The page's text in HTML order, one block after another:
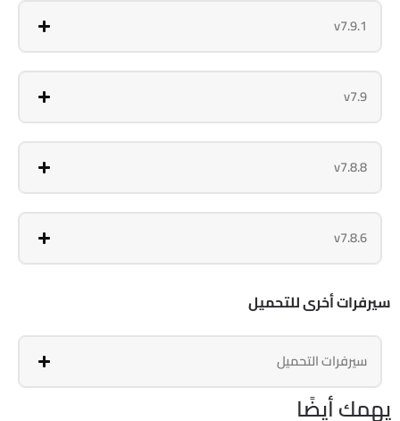
v7.9.1
v7.9
v7.8.8
v7.8.6
سيرفرات أخرى للتحميل
سيرفرات التحميل
يهمك أيضًا